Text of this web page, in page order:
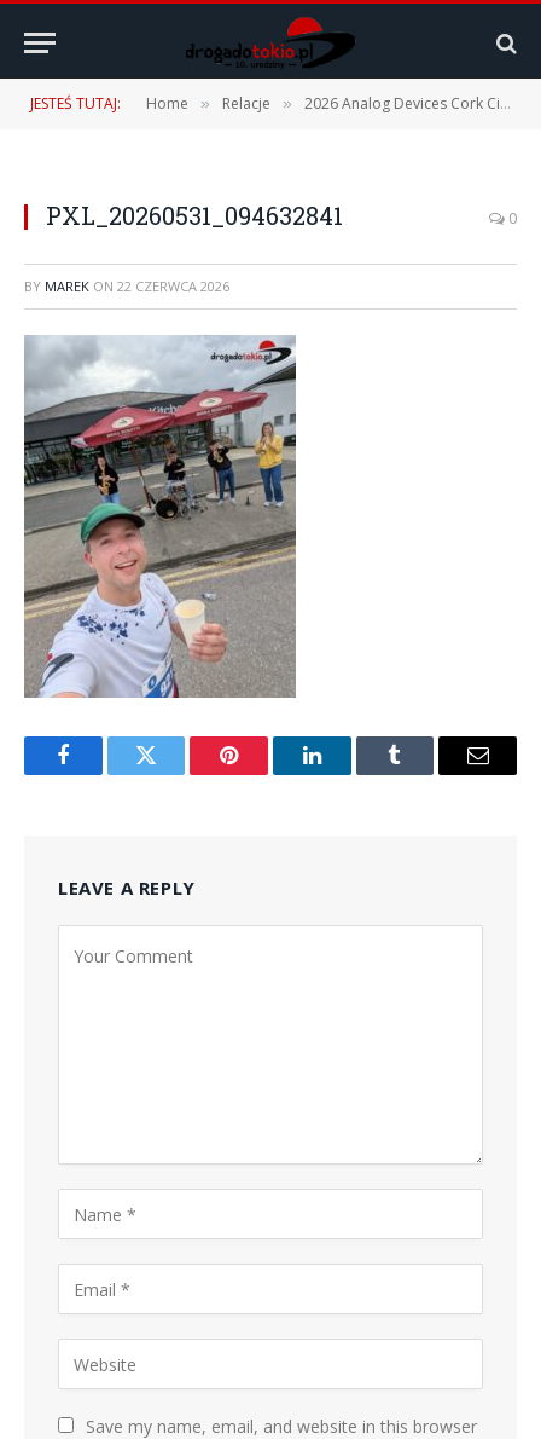
JESTEŚ TUTAJ: Home » Relacje » 2026 Analog Devices Cork City Marathon – 31.05.2026
PXL_20260531_094632841 0
BY MAREK ON 22 CZERWCA 2026
FacebookTwitter Pinterest LinkedInTumblr Email
LEAVE A REPLY
Save my name, email, and website in this browser